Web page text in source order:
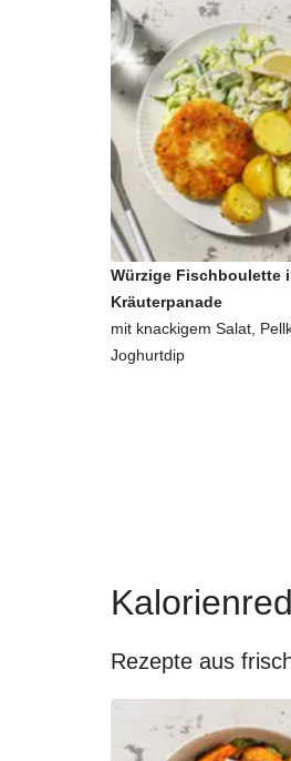
Würzige Fischboulette
Kräuterpanade
mit knackigem Salat,
Joghurtdip
Rezepte aus